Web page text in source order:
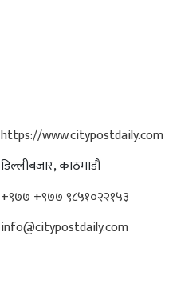
https://www.citypostdaily.com
डिल्लीबजार, काठमाडौं
+९७७ +९७७ ९८५१०२२१५३
info@citypostdaily.com